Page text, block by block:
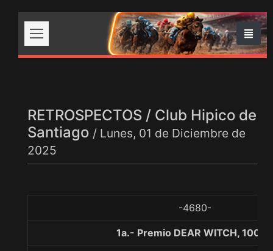
RETROSPECTOS / Club Hipico de
Santiago / Lunes, 01 de Diciembre de
2025
-4680-
1a.- Premio DEAR WITCH, 1000